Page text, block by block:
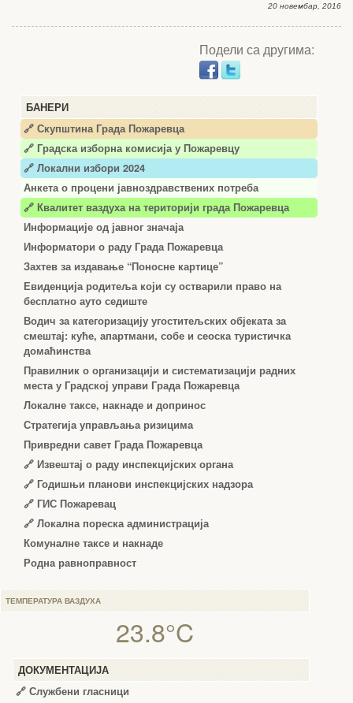
БАНЕРИ
🔗 Скупштина Града Пожаревца
🔗 Градска изборна комисија у Пожаревцу
🔗 Локални избори 2024
Анкета о процени јавноздравствених потреба
🔗 Квалитет ваздуха на територији града Пожаревца
Информације од јавног значаја
Информатори о раду Града Пожаревца
Захтев за издавање “Поносне картице”
Евиденција родитеља који су остварили право на
бесплатно ауто седиште
Водич за категоризацију угоститељских објеката за
смештај: куће, апартмани, собе и сеоска туристичка
домаћинства
Правилник о организацији и систематизацији радних
места у Градској управи Града Пожаревца
Локалне таксе, накнаде и допринос
Стратегија управљања ризицима
Привредни савет Града Пожаревца
🔗 Извештај о раду инспекцијских органа
🔗 Годишњи планови инспекцијских надзора
🔗 ГИС Пожаревац
🔗 Локална пореска администрација
Комуналне таксе и накнаде
Родна равноправност
20 новембар, 2016
Подели са другима:
ТЕМПЕРАТУРА ВАЗДУХА
23.8°C
ДОКУМЕНТАЦИЈА
🔗 Службени гласници